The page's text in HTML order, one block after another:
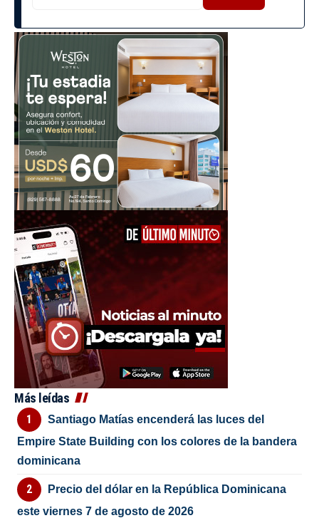
Más leídas
Santiago Matías encenderá las luces del
Empire State Building con los colores de la bandera
dominicana
Precio del dólar en la República Dominicana
este viernes 7 de agosto de 2026